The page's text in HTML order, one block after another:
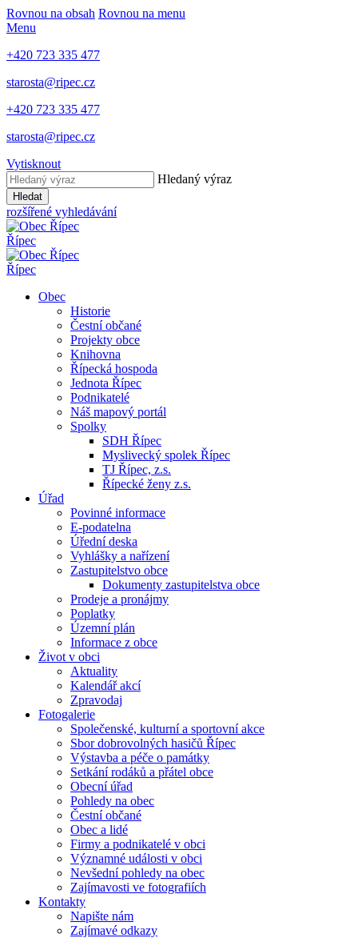
Rovnou na obsah Rovnou na menu
Menu
+420 723 335 477
starosta@ripec.cz
+420 723 335 477
starosta@ripec.cz
Vytisknout
Hledaný výraz
Hledat
rozšířené vyhledávání
Řípec
Řípec
Obec
Historie
Čestní občané
Projekty obce
Knihovna
Řípecká hospoda
Jednota Řípec
Podnikatelé
Náš mapový portál
Spolky
SDH Řípec
Myslivecký spolek Řípec
TJ Řípec, z.s.
Řípecké ženy z.s.
Úřad
Povinné informace
E-podatelna
Úřední deska
Vyhlášky a nařízení
Zastupitelstvo obce
Dokumenty zastupitelstva obce
Prodeje a pronájmy
Poplatky
Územní plán
Informace z obce
Život v obci
Aktuality
Kalendář akcí
Zpravodaj
Fotogalerie
Společenské, kulturní a sportovní akce
Sbor dobrovolných hasičů Řípec
Výstavba a péče o památky
Setkání rodáků a přátel obce
Obecní úřad
Pohledy na obec
Čestní občané
Obec a lidé
Firmy a podnikatelé v obci
Významné události v obci
Nevšední pohledy na obec
Zajímavosti ve fotografiích
Kontakty
Napište nám
Zajímavé odkazy